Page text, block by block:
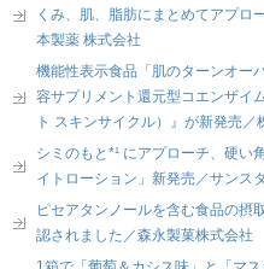
くみ、肌、脂肪にまとめてアプロ
本製薬 株式会社
機能性表示食品「肌のターンオー
容サプリメント還元型コエンザイ
ト スキンサイクル）』が新発売／
シミのもと*¹ にアプローチ、硬い
イトローション」新発売／サンス
ピセアタンノールを含む食品の摂
認されました／森永製菓株式会社